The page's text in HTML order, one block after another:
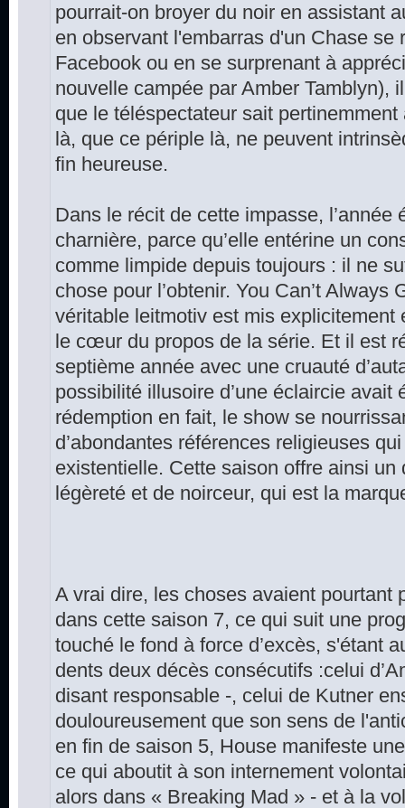
pourrait-on broyer du noir en assistant
en observant l'embarras d'un Chase se
Facebook ou en se surprenant à
nouvelle campée par Amber Tamblyn),
que le téléspectateur sait
là, que ce périple là, ne peuvent
fin heureuse.
Dans le récit de cette impasse, l’année
charnière, parce qu’elle entérine un
comme limpide depuis toujours : il ne
chose pour l’obtenir. You Can’t Always
véritable leitmotiv est mis explicitement
le cœur du propos de la série. Et il est
septième année avec une cruauté
possibilité illusoire d’une éclaircie avait
rédemption en fait, le show se
d’abondantes références religieuses
existentielle. Cette saison offre ainsi un
légèreté et de noirceur, qui est la
A vrai dire, les choses avaient pourtant
dans cette saison 7, ce qui suit une
touché le fond à force d’excès, s'étant
dents deux décès consécutifs :celui
disant responsable -, celui de Kutner
douloureusement que son sens de
en fin de saison 5, House manifeste
ce qui aboutit à son internement
alors dans « Breaking Mad » - et à la